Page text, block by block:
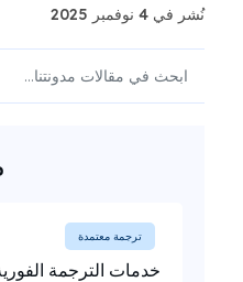
نُشر في 4 نوفمبر 2025
ترجمة معتمدة
خدمات الترجمة